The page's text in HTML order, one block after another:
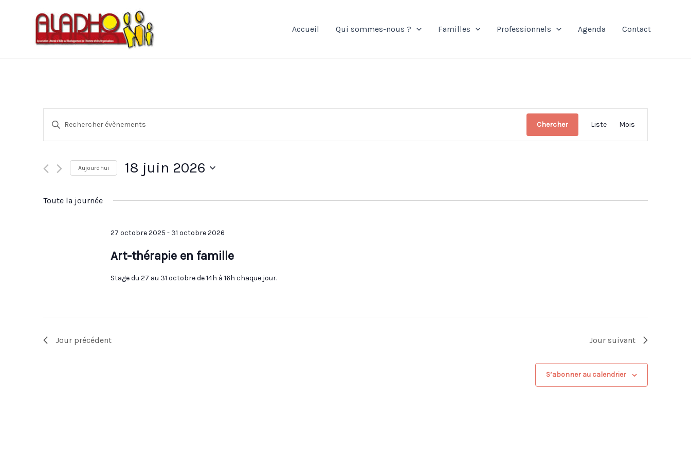
Accueil Qui sommes-nous ? Familles Professionnels Agenda Contact
Recherche
et
navigation
vues
Saisir
Rechercher
Évènements
mot-
Chercher
de
Liste Mois
Aujourd'hui 18 juin 2026
Toute la journée
27 octobre 2025 - 31 octobre 2026
Art-thérapie en famille
Stage du 27 au 31 octobre de 14h à 16h chaque jour.
Jour précédent Jour suivant
S’abonner au calendrier